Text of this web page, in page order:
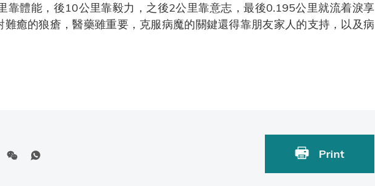
靠體能，後10公里靠毅力，之後2公里靠意志，最後0.195公里就流着淚享
難癒的狼瘡，醫藥雖重要，克服病魔的關鍵還得靠朋友家人的支持，以及病
Print